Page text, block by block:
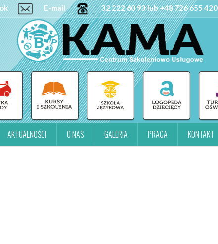
E-mail 32 222 60 93 lub +48 726 655 420
AKTUALNOŚCI O NAS GALERIA PRACA KONTAKT